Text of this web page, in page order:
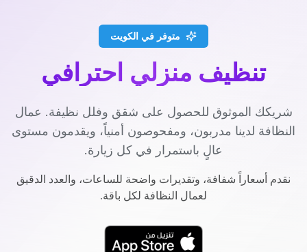
متوفر في الكويت
تنظيف منزلي احترافي
شريكك الموثوق للحصول على شقق وفلل نظيفة. عمال
النظافة لدينا مدربون، ومفحوصون أمنياً، ويقدمون مستوى
عالٍ باستمرار في كل زيارة.
نقدم أسعاراً شفافة، وتقديرات واضحة للساعات، والعدد الدقيق
لعمال النظافة لكل باقة.